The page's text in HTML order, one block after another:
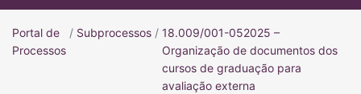
Portal de
ProcessosPortal de Processos
/ Subprocessos / 18.009/001-052025 –
Organização de documentos dos
cursos de graduação para
avaliação externa